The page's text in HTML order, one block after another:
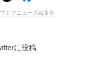
ドアニュース編集部
に投稿